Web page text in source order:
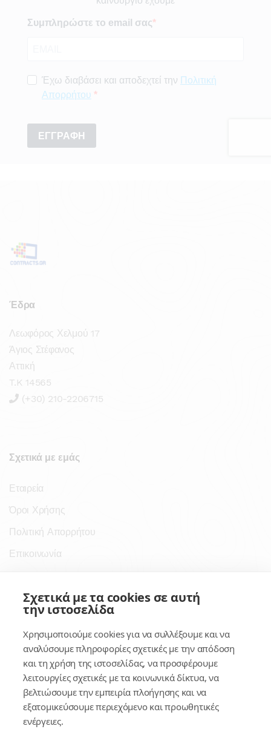
Έδρα
Λεωφόρος Χελμού 17
Άγιος Στέφανος
Αττική
T.K 14565
(+30) 210-2206715
Σχετικά με εμάς
Εταιρεία
Όροι Χρήσης
Πολιτική Απορρήτου
Επικοινωνία
Σύνδεσμοι
Κέντρο Γνώσης
Πλατφόρμα
Εγγραφή
Για δημοσίους υπαλλήλους
Σχετικά με τα cookies σε αυτή
την ιστοσελίδα
Χρησιμοποιούμε cookies για να συλλέξουμε και να
αναλύσουμε πληροφορίες σχετικές με την απόδοση
και τη χρήση της ιστοσελίδας, να προσφέρουμε
λειτουργίες σχετικές με τα κοινωνικά δίκτυα, να
βελτιώσουμε την εμπειρία πλοήγησης και να
εξατομικεύσουμε περιεχόμενο και προωθητικές
ενέργειες.